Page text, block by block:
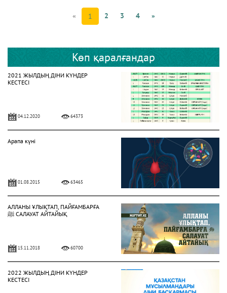
« 1 2 3 4 »
Көп қаралғандар
2021 ЖЫЛДЫҢ ДІНИ КҮНДЕР
КЕСТЕСІ
04.12.2020 64373
Арапа күні
01.08.2015 63465
АЛЛАНЫ ҰЛЫҚТАП, ПАЙҒАМБАРҒА
ﷺ САЛАУАТ АЙТАЙЫҚ
15.11.2018 60700
2022 ЖЫЛДЫҢ ДІНИ КҮНДЕР
КЕСТЕСІ